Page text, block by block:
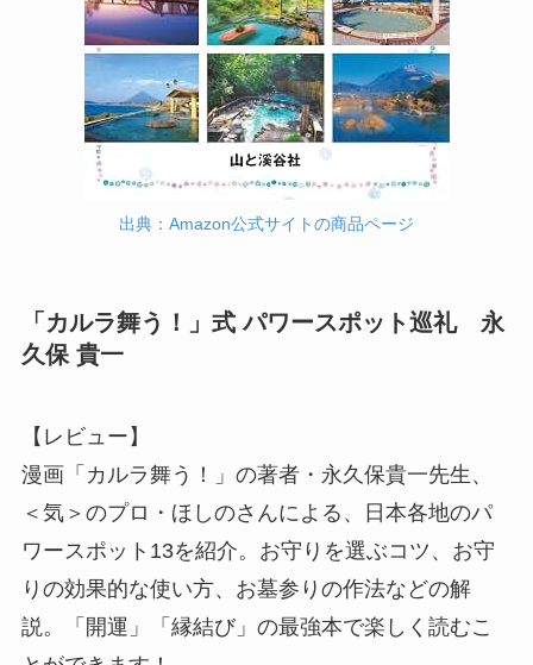
出典：Amazon公式サイトの商品ページ
「カルラ舞う！」式 パワースポット巡礼 永
久保 貴一
【レビュー】
漫画「カルラ舞う！」の著者・永久保貴一先生、
＜気＞のプロ・ほしのさんによる、日本各地のパ
ワースポット13を紹介。お守りを選ぶコツ、お守
りの効果的な使い方、お墓参りの作法などの解
説。「開運」「縁結び」の最強本で楽しく読むこ